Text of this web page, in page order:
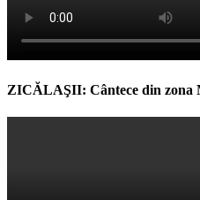
ZICĂLAŞII: Cântece din zona